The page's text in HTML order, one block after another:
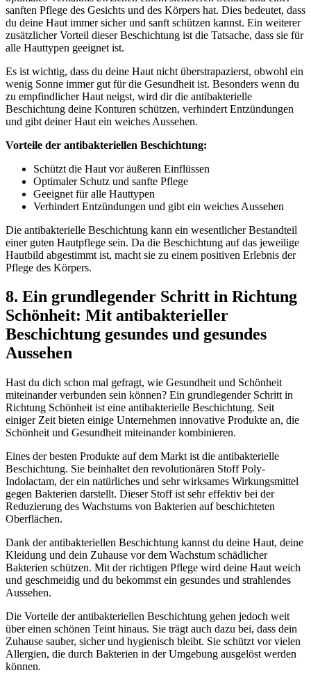
sanften Pflege des Gesichts und des Körpers hat. Dies bedeutet, dass
du deine Haut immer sicher und sanft schützen kannst. Ein weiterer
zusätzlicher Vorteil dieser Beschichtung ist die Tatsache, dass sie für
alle Hauttypen geeignet ist.
Es ist wichtig, dass du deine Haut nicht überstrapazierst, obwohl ein
wenig Sonne immer gut für die Gesundheit ist. Besonders wenn du
zu empfindlicher Haut neigst, wird dir die antibakterielle
Beschichtung deine Konturen schützen, verhindert Entzündungen
und gibt deiner Haut ein weiches Aussehen.
Vorteile der antibakteriellen Beschichtung:
Schützt die Haut vor äußeren Einflüssen
Optimaler Schutz und sanfte Pflege
Geeignet für alle Hauttypen
Verhindert Entzündungen und gibt ein weiches Aussehen
Die antibakterielle Beschichtung kann ein wesentlicher Bestandteil
einer guten Hautpflege sein. Da die Beschichtung auf das jeweilige
Hautbild abgestimmt ist, macht sie zu einem positiven Erlebnis der
Pflege des Körpers.
8. Ein grundlegender Schritt in Richtung
Schönheit: Mit antibakterieller
Beschichtung gesundes und gesundes
Aussehen
Hast du dich schon mal gefragt, wie Gesundheit und Schönheit
miteinander verbunden sein können? Ein grundlegender Schritt in
Richtung Schönheit ist eine antibakterielle Beschichtung. Seit
einiger Zeit bieten einige Unternehmen innovative Produkte an, die
Schönheit und Gesundheit miteinander kombinieren.
Eines der besten Produkte auf dem Markt ist die antibakterielle
Beschichtung. Sie beinhaltet den revolutionären Stoff Poly-
Indolactam, der ein natürliches und sehr wirksames Wirkungsmittel
gegen Bakterien darstellt. Dieser Stoff ist sehr effektiv bei der
Reduzierung des Wachstums von Bakterien auf beschichteten
Oberflächen.
Dank der antibakteriellen Beschichtung kannst du deine Haut, deine
Kleidung und dein Zuhause vor dem Wachstum schädlicher
Bakterien schützen. Mit der richtigen Pflege wird deine Haut weich
und geschmeidig und du bekommst ein gesundes und strahlendes
Aussehen.
Die Vorteile der antibakteriellen Beschichtung gehen jedoch weit
über einen schönen Teint hinaus. Sie trägt auch dazu bei, dass dein
Zuhause sauber, sicher und hygienisch bleibt. Sie schützt vor vielen
Allergien, die durch Bakterien in der Umgebung ausgelöst werden
können.